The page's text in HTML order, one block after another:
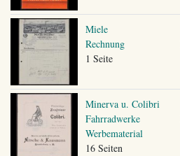
Miele
Rechnung
1 Seite
Minerva u. Colibri
Fahrradwerke
Werbematerial
16 Seiten